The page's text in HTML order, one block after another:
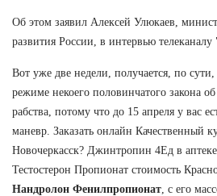
Об этом заявил Алексей Улюкаев,
развития России, в интервью телеканалу
Вот уже две недели, получается, по
режиме некоего половинчатого закона
рабства, потому что до 15 апреля у вас
маневр. Заказать онлайн Качественный
Новочеркасск? Джинтропин 4Ед в
Тестостерон Пропионат стоимость
Нандролон Фенилпропионат , с его